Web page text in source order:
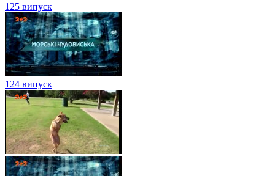
125 випуск
124 випуск